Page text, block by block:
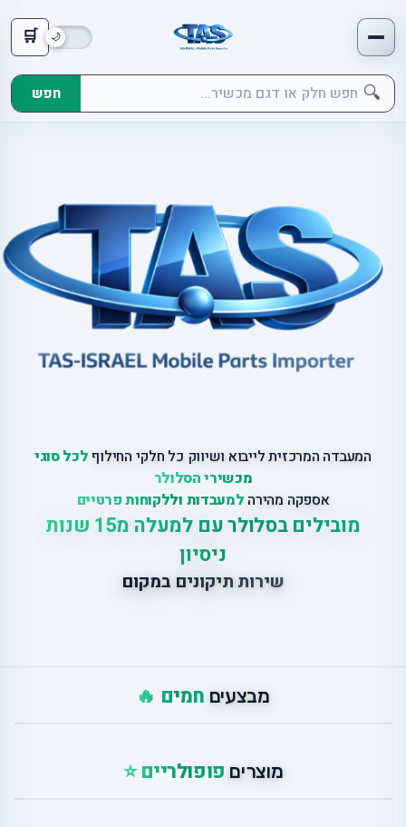
🛒
🔍 חפש
המעבדה המרכזית לייבוא ושיווק כל חלקי החילוףלכל סוגי
מכשירי הסלולר
אספקה מהירה למעבדות וללקוחות פרטיים
מובילים בסלולר עם למעלה מ15 שנות
ניסיון
שירות תיקונים במקום
מבצעים חמים 🔥
מוצרים פופולריים ⭐